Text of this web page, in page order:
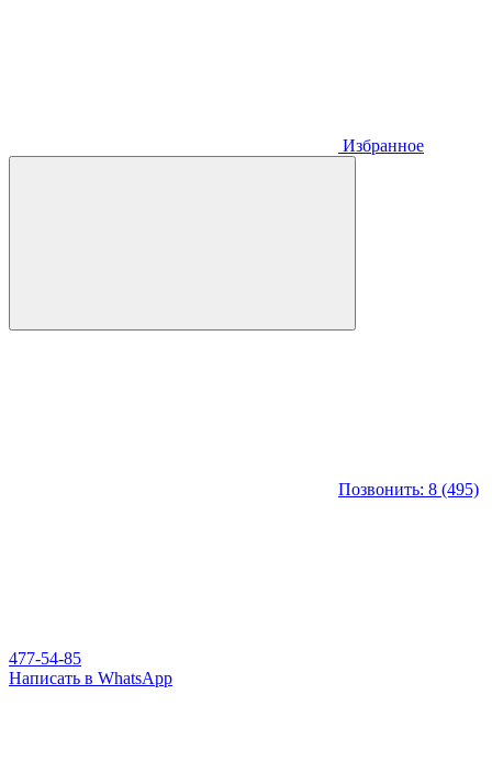
Избранное
Позвонить: 8 (495)
477-54-85
Написать в WhatsApp